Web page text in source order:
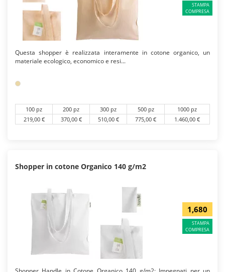
STAMPA
COMPRESA
Questa shopper è realizzata interamente in cotone organico, un
materiale ecologico, economico e resi...
100 pz 200 pz 300 pz 500 pz
1000 pz
219,00 €
370,00 € 510,00 € 775,00 € 1.460,00 €
Shopper in cotone Organico 140 g/m2
1,680
STAMPA
COMPRESA